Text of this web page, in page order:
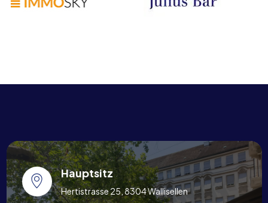
Hauptsitz
Hertistrasse 25, 8304 Wallisellen